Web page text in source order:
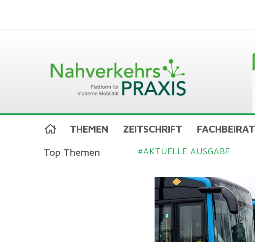
THEMEN ZEITSCHRIFT FACHBEIRAT
Top Themen #AKTUELLE AUSGABE